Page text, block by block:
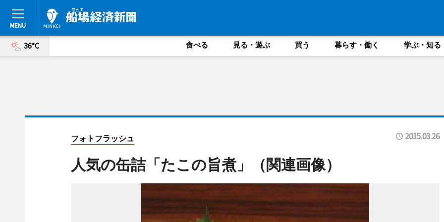
36°C 食べる 見る・遊ぶ 買う 暮らす・働く 学ぶ・知る
フォトフラッシュ 2015.03.26
人気の缶詰「たこの旨煮」（関連画像）